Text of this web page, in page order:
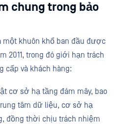
chung trong bảo
một khuôn khổ ban đầu được
2011, trong đó giới hạn trách
cấp và khách hàng:
cơ sở hạ tầng đám mây, bao
tâm dữ liệu, cơ sở hạ
đồng thời chịu trách nhiệm